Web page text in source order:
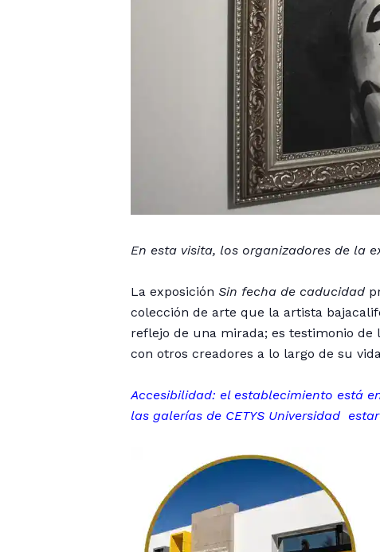
En esta visita, los organizadores de la
La exposición Sin fecha de caducidad
colección de arte que la artista
reflejo de una mirada; es testimonio
con otros creadores a lo largo de su
Accesibilidad: el establecimiento está
las galerías de CETYS Universidad